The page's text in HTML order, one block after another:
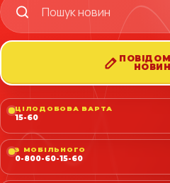
ЦІЛОДОБОВА ВАРТА
15-60
З МОБІЛЬНОГО
0-800-60-15-60